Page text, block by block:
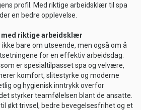
profil. Med riktige arbeidsklær til spa
en bedre opplevelse.
riktige arbeidsklær
bare om utseende, men også om å
for en effektiv arbeidsdag.
er spesialtilpasset spa og velvære,
komfort, slitestyrke og moderne
og hygienisk inntrykk overfor
styrker teamfølelsen blant de ansatte.
økt trivsel, bedre bevegelsesfrihet og et